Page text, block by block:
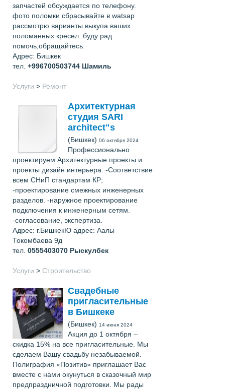
запчастей обсуждается по телефону.
фото поломки сбрасывайте в watsap
рассмотрю варианты выкупа ваших
поломанных кресел. буду рад
помочь,обращайтесь.
Адрес: Бишкек
тел. +996700503744 Шамиль
Услуги > Ремонт
Архитектурная
студия SARI
architect"s
(Бишкек) 06 октября 2024
Профессионально
проектируем Архитектурные проекты и
проекты дизайн интерьера. -Соответствие
всем СНиП стандартам КР;
-проектирование смежных инженерных
разделов. -наружное проектирование
подключения к инженерным сетям.
-согласование, экспертиза.
Адрес: г.БишкекЮ адрес: Аалы
Токомбаева 9д
тел. 0555403070 Рыскулбек
Услуги > Строительство
Свадебные
пригласительные
в Бишкеке
(Бишкек) 14 июня 2024
Акция до 1 октября –
скидка 15% на все пригласительные. Мы
сделаем Вашу свадьбу незабываемой.
Полиграфия «Позитив» приглашает Вас
вместе с нами окунуться в сказочный мир
предпраздничной подготовки. Мы рады